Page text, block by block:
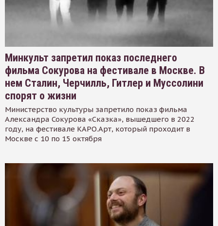
Минкульт запретил показ последнего
фильма Сокурова на фестивале в Москве. В
нем Сталин, Черчилль, Гитлер и Муссолини
спорят о жизни
Министерство культуры запретило показ фильма
Александра Сокурова «Сказка», вышедшего в 2022
году, на фестивале КАРО.Арт, который проходит в
Москве с 10 по 15 октября